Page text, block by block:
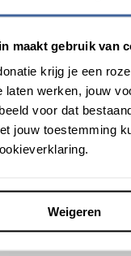
maakt gebruik van
krijg je een
laten werken, jouw
voor dat
jouw toestemming
Weigeren
08:00
Sportweg 2